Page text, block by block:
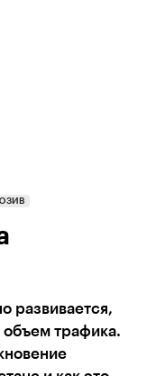
развивается,
объем трафика.